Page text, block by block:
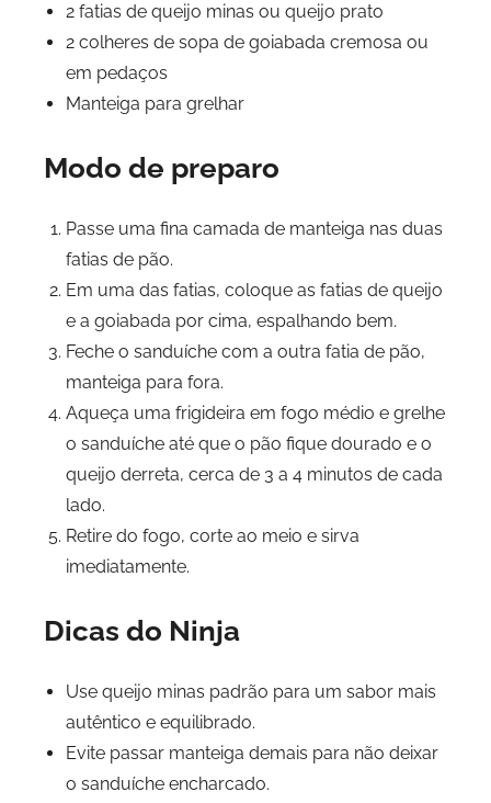
2 fatias de queijo minas ou queijo prato
2 colheres de sopa de goiabada cremosa ou
em pedaços
Manteiga para grelhar
Modo de preparo
Passe uma fina camada de manteiga nas duas
fatias de pão.
Em uma das fatias, coloque as fatias de queijo
e a goiabada por cima, espalhando bem.
Feche o sanduíche com a outra fatia de pão,
manteiga para fora.
Aqueça uma frigideira em fogo médio e grelhe
o sanduíche até que o pão fique dourado e o
queijo derreta, cerca de 3 a 4 minutos de cada
lado.
Retire do fogo, corte ao meio e sirva
imediatamente.
Dicas do Ninja
Use queijo minas padrão para um sabor mais
autêntico e equilibrado.
Evite passar manteiga demais para não deixar
o sanduíche encharcado.